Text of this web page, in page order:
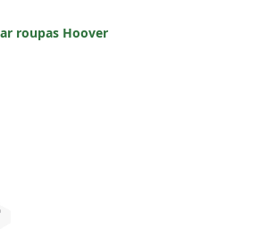
roupas Hoover